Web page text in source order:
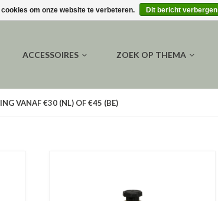
ACCESSOIRES ZOEK OP THEMA
VANAF €30 (NL) OF €45 (BE)
om onze website te verbeteren. Dit bericht verbergen